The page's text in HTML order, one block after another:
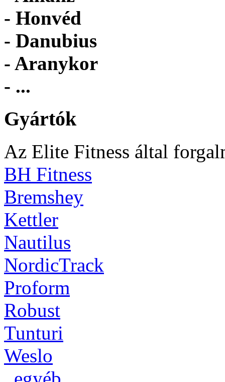
- Honvéd
- Danubius
- Aranykor
- ...
Gyártók
Az Elite Fitness által
BH Fitness
Bremshey
Kettler
Nautilus
NordicTrack
Proform
Robust
Tunturi
Weslo